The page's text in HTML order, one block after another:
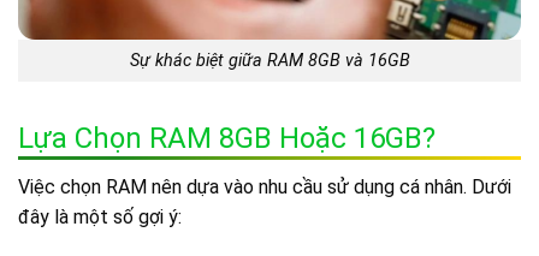
Sự khác biệt giữa RAM 8GB và 16GB
Lựa Chọn RAM 8GB Hoặc 16GB?
Việc chọn RAM nên dựa vào nhu cầu sử dụng cá nhân. Dưới
đây là một số gợi ý: